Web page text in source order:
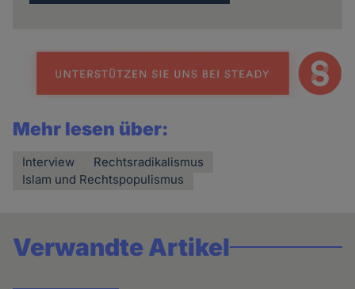
Mehr lesen über:
Interview
Rechtsradikalismus
Islam und Rechtspopulismus
Verwandte Artikel